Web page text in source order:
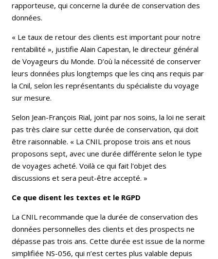
rapporteuse, qui concerne la durée de conservation des
données.
« Le taux de retour des clients est important pour notre
rentabilité », justifie Alain Capestan, le directeur général
de Voyageurs du Monde. D’où la nécessité de conserver
leurs données plus longtemps que les cinq ans requis par
la Cnil, selon les représentants du spécialiste du voyage
sur mesure.
Selon Jean-François Rial, joint par nos soins, la loi ne serait
pas très claire sur cette durée de conservation, qui doit
être raisonnable. « La CNIL propose trois ans et nous
proposons sept, avec une durée différente selon le type
de voyages acheté. Voilà ce qui fait l'objet des
discussions et sera peut-être accepté. »
Ce que disent les textes et le RGPD
La CNIL recommande que la durée de conservation des
données personnelles des clients et des prospects ne
dépasse pas trois ans. Cette durée est issue de la norme
simplifiée NS-056, qui n’est certes plus valable depuis